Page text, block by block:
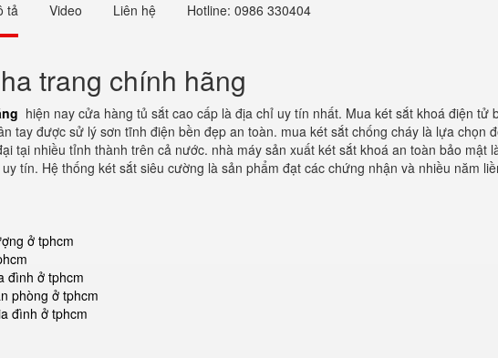
tả Video Liên hệ Hotline: 0986 330404
trang chính hãng
hiện nay cửa hàng tủ sắt cao cấp là địa chỉ uy tín nhất. Mua két sắt khoá điện
tay được sử lý sơn tĩnh điện bền đẹp an toàn. mua két sắt chống cháy là lựa chọn
tại nhiều tỉnh thành trên cả nước. nhà máy sản xuất két sắt khoá an toàn bảo mật
tín. Hệ thống két sắt siêu cường là sản phẩm đạt các chứng nhận và nhiều năm
ở tphcm
đình ở tphcm
phòng ở tphcm
đình ở tphcm